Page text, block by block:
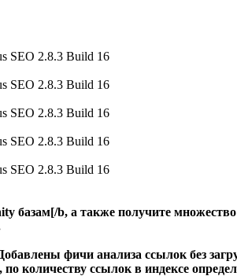
базам[/b, а также получите
фичи анализа ссылок без
количеству ссылок в индексе